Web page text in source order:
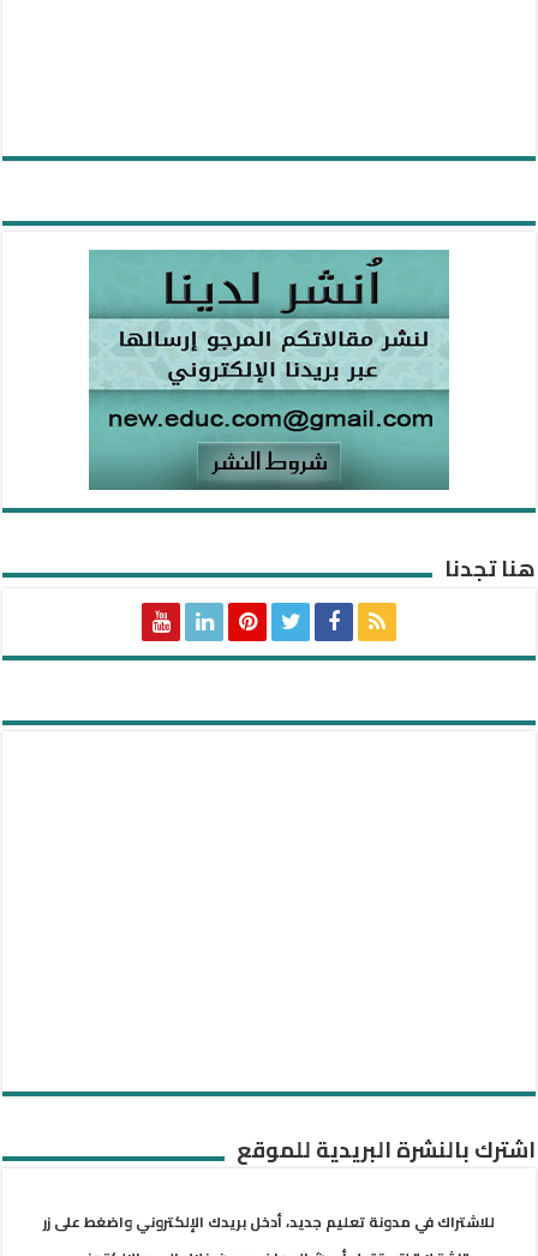
هنا تجدنا
اشترك بالنشرة البريدية للموقع
للاشتراك في مدونة تعليم جديد، أدخل بريدك الإلكتروني واضغط على زر